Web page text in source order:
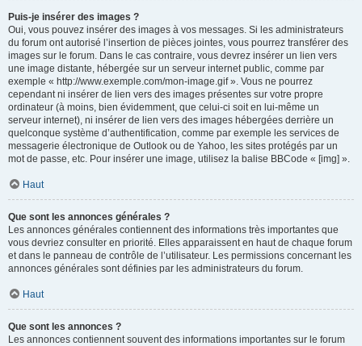
Puis-je insérer des images ?
Oui, vous pouvez insérer des images à vos messages. Si les administrateurs
du forum ont autorisé l’insertion de pièces jointes, vous pourrez transférer des
images sur le forum. Dans le cas contraire, vous devrez insérer un lien vers
une image distante, hébergée sur un serveur internet public, comme par
exemple « http://www.exemple.com/mon-image.gif ». Vous ne pourrez
cependant ni insérer de lien vers des images présentes sur votre propre
ordinateur (à moins, bien évidemment, que celui-ci soit en lui-même un
serveur internet), ni insérer de lien vers des images hébergées derrière un
quelconque système d’authentification, comme par exemple les services de
messagerie électronique de Outlook ou de Yahoo, les sites protégés par un
mot de passe, etc. Pour insérer une image, utilisez la balise BBCode « [img] ».
Haut
Que sont les annonces générales ?
Les annonces générales contiennent des informations très importantes que
vous devriez consulter en priorité. Elles apparaissent en haut de chaque forum
et dans le panneau de contrôle de l’utilisateur. Les permissions concernant les
annonces générales sont définies par les administrateurs du forum.
Haut
Que sont les annonces ?
Les annonces contiennent souvent des informations importantes sur le forum